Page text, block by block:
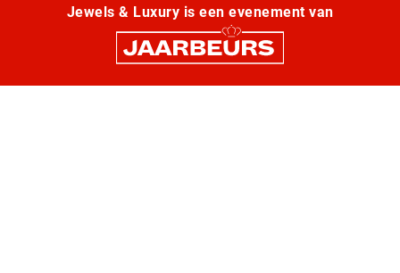
Jewels & Luxury is een evenement van